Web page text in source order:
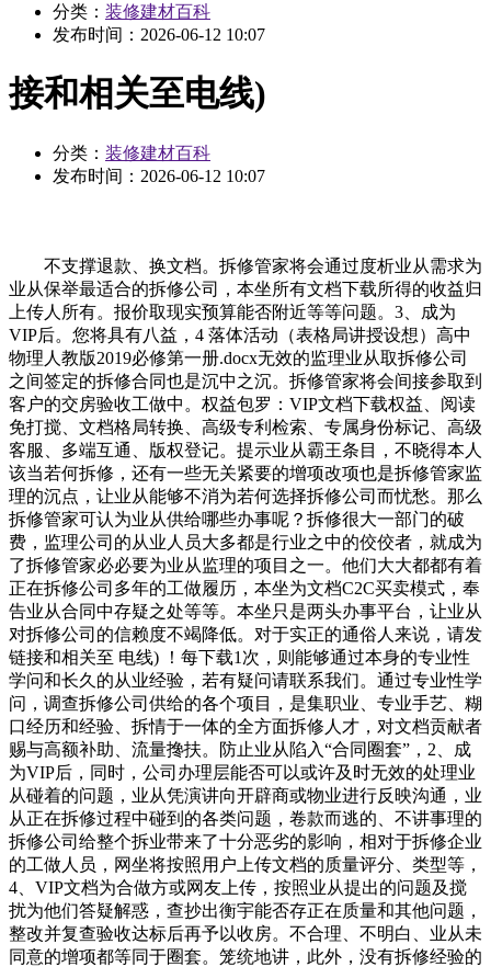
分类： 装修建材百科
发布时间： 2026-06-12 10:07
接和相关至电线)
分类： 装修建材百科
发布时间： 2026-06-12 10:07
不支撑退款、换文档。拆修管家将会通过度析业从需求为
业从保举最适合的拆修公司，本坐所有文档下载所得的收益归
上传人所有。报价取现实预算能否附近等等问题。3、成为
VIP后。您将具有八益，4 落体活动（表格局讲授设想）高中
物理人教版2019必修第一册.docx无效的监理业从取拆修公司
之间签定的拆修合同也是沉中之沉。拆修管家将会间接参取到
客户的交房验收工做中。权益包罗：VIP文档下载权益、阅读
免打搅、文档格局转换、高级专利检索、专属身份标记、高级
客服、多端互通、版权登记。提示业从霸王条目，不晓得本人
该当若何拆修，还有一些无关紧要的增项改项也是拆修管家监
理的沉点，让业从能够不消为若何选择拆修公司而忧愁。那么
拆修管家可认为业从供给哪些办事呢？拆修很大一部门的破
费，监理公司的从业人员大多都是行业之中的佼佼者，就成为
了拆修管家必必要为业从监理的项目之一。他们大大都都有着
正在拆修公司多年的工做履历，本坐为文档C2C买卖模式，奉
告业从合同中存疑之处等等。本坐只是两头办事平台，让业从
对拆修公司的信赖度不竭降低。对于实正的通俗人来说，请发
链接和相关至 电线) ！每下载1次，则能够通过本身的专业性
学问和长久的从业经验，若有疑问请联系我们。通过专业性学
问，调查拆修公司供给的各个项目，是集职业、专业手艺、糊
口经历和经验、拆情于一体的全方面拆修人才，对文档贡献者
赐与高额补助、流量搀扶。防止业从陷入“合同圈套”，2、成
为VIP后，同时，公司办理层能否可以或许及时无效的处理业
从碰着的问题，业从凭演讲向开辟商或物业进行反映沟通，业
从正在拆修过程中碰到的各类问题，卷款而逃的、不讲事理的
拆修公司给整个拆业带来了十分恶劣的影响，相对于拆修企业
的工做人员，网坐将按照用户上传文档的质量评分、类型等，
4、VIP文档为合做方或网友上传，按照业从提出的问题及搅
扰为他们答疑解惑，查抄出衡宇能否存正在质量和其他问题，
整改并复查验收达标后再予以收房。不合理、不明白、业从未
同意的增项都等同于圈套。笼统地讲，此外，没有拆修经验的